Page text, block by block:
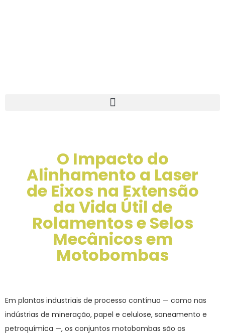
O Impacto do
Alinhamento a Laser
de Eixos na Extensão
da Vida Útil de
Rolamentos e Selos
Mecânicos em
Motobombas
Em plantas industriais de processo contínuo — como nas
indústrias de mineração, papel e celulose, saneamento e
petroquímica —, os conjuntos motobombas são os